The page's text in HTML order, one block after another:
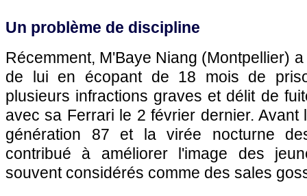
Un problème de discipline
Récemment, M'Baye Niang (Montpellier) a
de lui en écopant de 18 mois de
plusieurs infractions graves et délit de
avec sa Ferrari le 2 février dernier. Avant
génération 87 et la virée nocturne
contribué à améliorer l'image des
souvent considérés comme des sales